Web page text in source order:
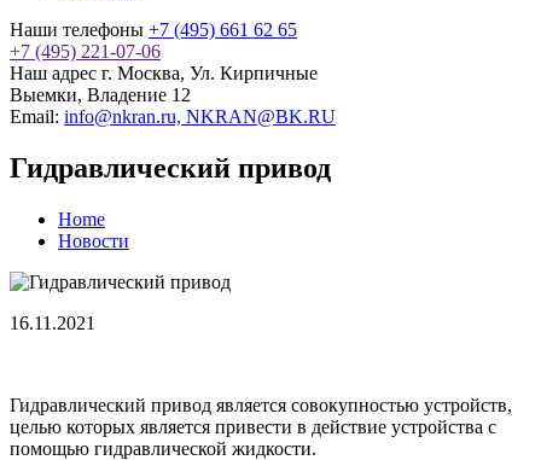
Наши телефоны +7 (495) 661 62 65
+7 (495) 221-07-06
Наш адрес г. Москва, Ул. Кирпичные
Выемки, Владение 12
Email: info@nkran.ru, NKRAN@BK.RU
Гидравлический привод
Home
Новости
16.11.2021
Гидравлический привод является совокупностью устройств,
целью которых является привести в действие устройства с
помощью гидравлической жидкости.